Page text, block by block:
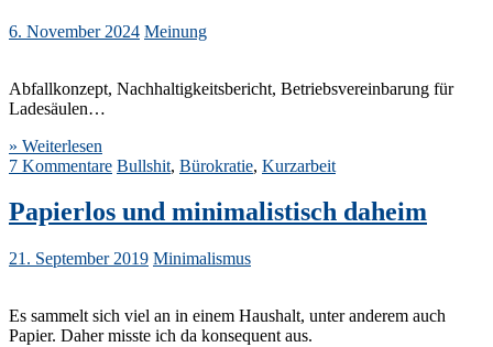
6. November 2024 Meinung
Abfallkonzept, Nachhaltigkeitsbericht, Betriebsvereinbarung für
Ladesäulen…
» Weiterlesen
7 Kommentare Bullshit, Bürokratie, Kurzarbeit
Papierlos und minimalistisch daheim
21. September 2019 Minimalismus
Es sammelt sich viel an in einem Haushalt, unter anderem auch
Papier. Daher misste ich da konsequent aus.